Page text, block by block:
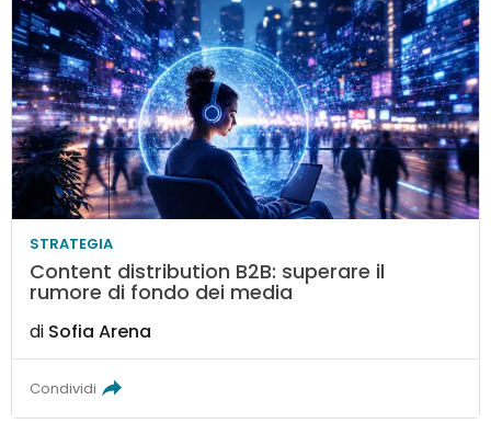
STRATEGIA
Content distribution B2B: superare il
rumore di fondo dei media
di Sofia Arena
Condividi